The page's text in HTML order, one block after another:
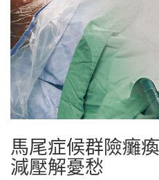
馬尾症候群險癱
減壓解憂愁